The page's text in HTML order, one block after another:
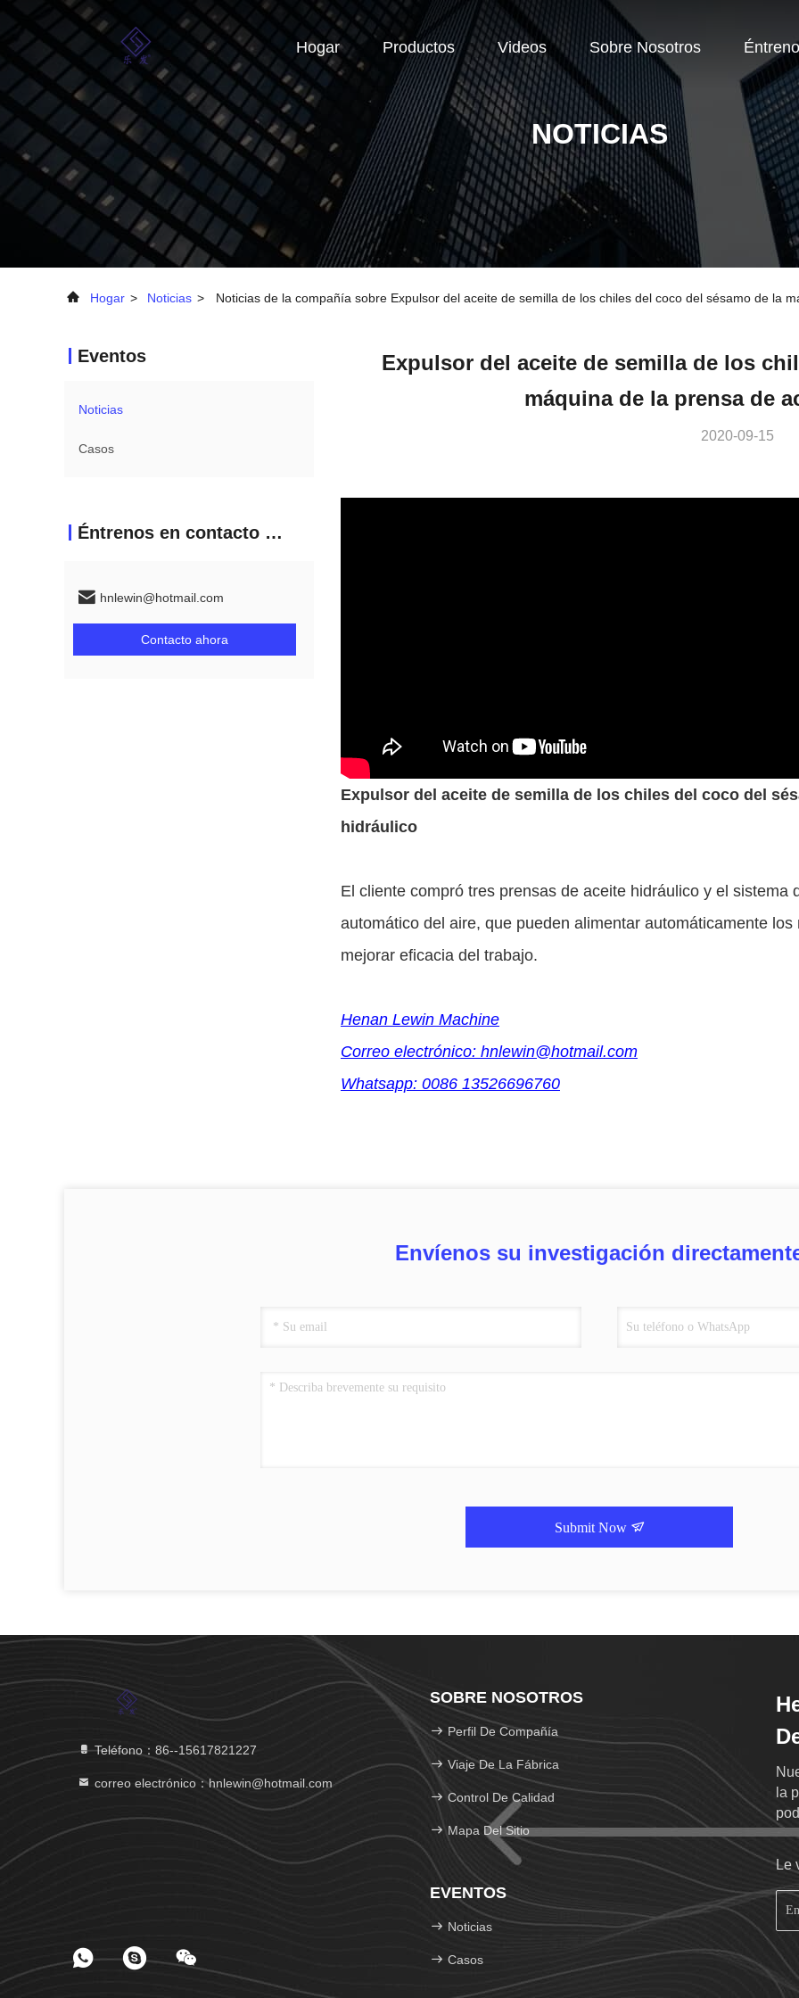
Hogar Productos Videos Sobre Nosotros
NOTICIAS
Hogar > Noticias > Noticias de la compañía sobre Expulsor del aceite de semilla de los chiles del coco del sésamo de la
Eventos
Noticias
Casos
Éntrenos en contacto con
hnlewin@hotmail.com
Contacto ahora
Expulsor del aceite de semilla de los
máquina de la prensa de
2020-09-15
Expulsor del aceite de semilla de los chiles del coco del
hidráulico
El cliente compró tres prensas de aceite hidráulico y el sistema
automático del aire, que pueden alimentar automáticamente
mejorar eficacia del trabajo.
Henan Lewin Machine
Correo electrónico: hnlewin@hotmail.com
Whatsapp: 0086 13526696760
Envíenos su investigación
Submit Now
Teléfono：86--15617821227
correo electrónico：hnlewin@hotmail.com
SOBRE NOSOTROS
Perfil De Compañía
Viaje De La Fábrica
Control De Calidad
Mapa Del Sitio
EVENTOS
Noticias
Casos
la
de
Le